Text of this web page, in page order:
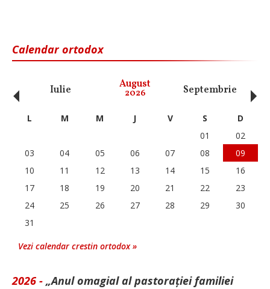
Calendar ortodox
Iulie August
2026 Septembrie
‹ L M M J V S
D
01
02
03
04 05 06 07 08
09
10
11 12 13 14 15
16
17
18 19 20 21 22
23
24
25 26 27 28 29
30
31
Vezi calendar crestin ortodox »
2026 - „Anul omagial al pastorației familiei